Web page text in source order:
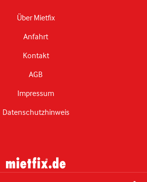
Über Mietfix
Anfahrt
Kontakt
AGB
Impressum
Datenschutzhinweis